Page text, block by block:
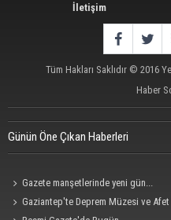
İletişim
Tüm Hakları Saklıdır © 2016
Haber
Günün Öne Çıkan Haberleri
Gazete manşetlerinde yeni gün...
Gaziantep'te Deprem Müzesi ve